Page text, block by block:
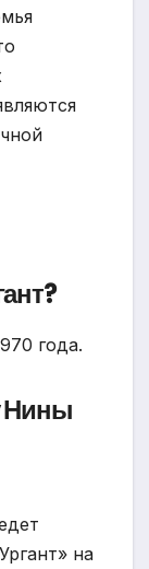
года.
Нины
на